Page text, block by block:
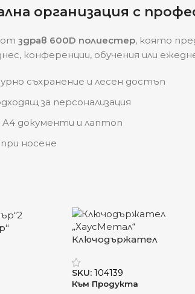
организация с
от здрав 600D полиестер, която
конференции, обучения или
съхранение и лесен достъп
за персонализация
A4 документи и лаптоп
носене
Ключодържател
с голямо послание
SKU: 104139
Към Продукта